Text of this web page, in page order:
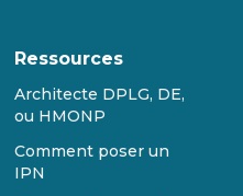
Ressources
Architecte DPLG, DE,
ou HMONP
Comment poser un
IPN